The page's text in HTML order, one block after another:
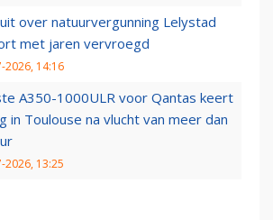
over natuurvergunning Lelystad
met jaren vervroegd
2026, 14:16
A350-1000ULR voor Qantas keert
in Toulouse na vlucht van meer dan
2026, 13:25